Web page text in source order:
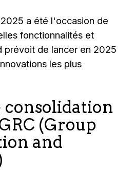
a été l'occasion de
fonctionnalités et
prévoit de lancer en 2025
les plus
consolidation
(Group
and